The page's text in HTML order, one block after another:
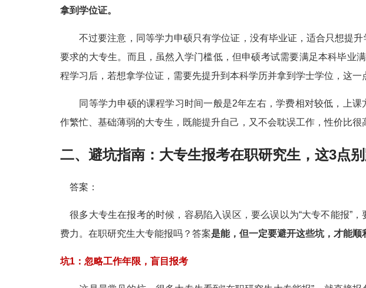
拿到学位证。
不过要注意，同等学力申硕只有学位证，没有毕业证，适合只想提升
要求的大专生。而且，虽然入学门槛低，但申硕考试需要满足本科毕业
程学习后，若想拿学位证，需要先提升到本科学历并拿到学士学位，这一
同等学力申硕的课程学习时间一般是2年左右，学费相对较低，上课
作繁忙、基础薄弱的大专生，既能提升自己，又不会耽误工作，性价比很
二、 避坑指南：大专生报考在职研究生，这3点
答案：
很多大专生在报考的时候，容易陷入误区，要么误以为“大专不能报”
费力。在职研究生大专能报吗？答案是能，但一定要避开这些坑，才能顺
坑1：忽略工作年限，盲目报考